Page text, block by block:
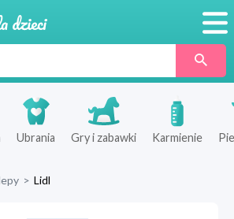
Produkty
Sklepy
Ubrania Gry i zabawki Karmienie
> Lidl